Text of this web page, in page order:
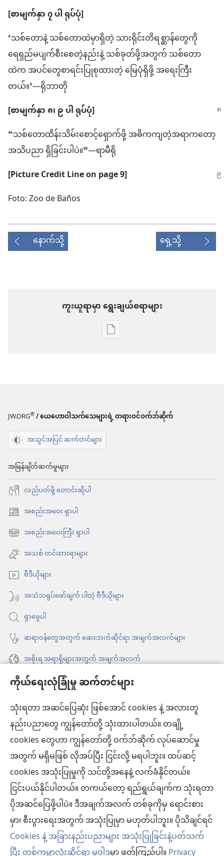
ကိုယ်ရေးလုံခြုံမှု ဆက်တင်များ
သုံးရတာ အဆင်ပြေဆုံး ဖြစ်အောင် cookies နဲ့ အလားတူ
နည်းပညာတွေ ကျွန်တော်တို့ သုံးထားပါတယ်။ တချို့
cookies တွေဟာ ကျွန်တော်တို့ ဝက်ဘ်ဆိုက် လုပ်ဆောင်မှု
အတွက် မရှိမဖြစ် လိုအပ်ပြီး ငြင်းလို့ မရပါဘူး။ ထပ်ဆင့်
cookies အသုံးပြုမှုကို သင်တို့အနေနဲ့ လက်ခံနိုင်တယ်။
ငြင်းပယ်နိုင်ပါတယ်။ တကယ်တော့ ရည်ရွယ်ချက်က သုံးရတာ
ပိုအဆင်ပြေဖို့ပါပဲ။ ဒီအချက်အလက် တစ်ခုကိုမှ ရောင်းစား
မှာ၊ စီးပွားရေးအတွက် အသုံးပြုမှာ မဟုတ်ပါဘူး။ ပိုသိချင်ရင်
Cookies နဲ့ အခြားနည်းပညာများ အသုံးပြုခြင်းနဲ့ပတ်သက်
[စာမျက်နှာ ၇ ပါ ရုပ်ပုံ]
‘သစ်တောနဲ့ သစ်တောထဲမှာရှိတဲ့ သားရိုင်းတိရစ္ဆာန်တွေကို
ရေရှည်မပျက်စီးစေတဲ့နည်းနဲ့ သစ်ခုတ်ဖို့အတွက် သစ်တော
ထဲက အပင်တွေစာရင်းပြုစုထားတဲ့ မြေပုံရှိဖို့ အရေးကြီး
တယ်။’—ရိုဘာတို
[စာမျက်နှာ ၈၊ ၉ ပါ ရုပ်ပုံ]
“သစ်တောထိန်းသိမ်းစောင့်ရှောက်ဖို့ အဓိကကျတဲ့အရာကတော့
အသိပညာ ရှိခြင်းပါပဲ။”—ရာမီရို
[Picture Credit Line on page 9]
Foto: Zoo de Baños
နောက်သို့ ရှေ့သို့
ကူးယူရာမှာ ရွေးချယ်စရာများ
စာပေ
ရွေးချယ်
လော့!
JW.ORG®/ ယေဟောဝါသက်သေများရဲ့ တရားဝင်ဝက်ဘ်ဆိုက်
အသွင်အပြင် ဆက်တင်များ
အမြန်ချိတ်ဆက်မှုများ
လည်ပတ်ဖို့ တောင်းဆိုပါ
အစည်းအဝေး ရှာပါ
(window
အသစ်
င့်
နေ
ပါ
တယ်)
အစည်းအဝေးကြီး ရှာပါ
(window
အသစ်
င့်
နေ
ပါ
တယ်)
အသစ် တင်ထားရာများ
ဗီဒီယိုများ
အသံသရုပ်ဖော်ချက် ပါတဲ့ ဗီဒီယိုများ
ရှာဖွေပါ
ဆရာဝန်တွေအတွက် ဆေးဘက်ဆိုင်ရာ အချက်အလက်များ
အစိုးရ အရာရှိများအတွက် အချက်အလက်
အကူအညီ
အလှူငွေ
(window
အသစ်
ဖွ
င့်
ပါ
တယ်)
ကင်းမျှော်စင် အွန်လိုင်းစာကြည့်တိုက်™
(window
အသစ်
ဖွ
င့်
နေ
ပါ
တယ်)
JW Hub®
(window
အသစ်
ဖွ
င့်
နေ
ပါ
တယ်)
JW Library®
ကင်းမျှော်စင် စာကြည့်တိုက်